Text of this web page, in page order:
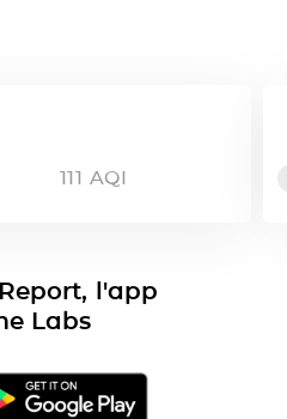
111 AQI
l'app
Labs